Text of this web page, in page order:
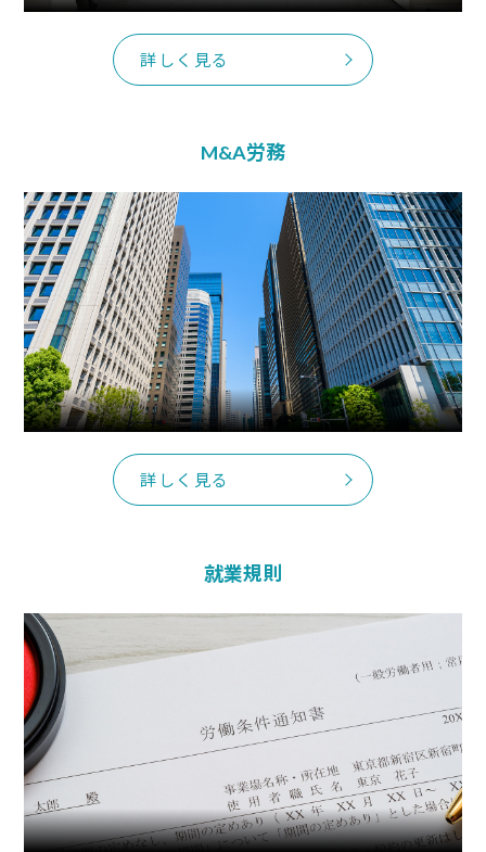
詳しく見る
M&A労務
詳しく見る
就業規則